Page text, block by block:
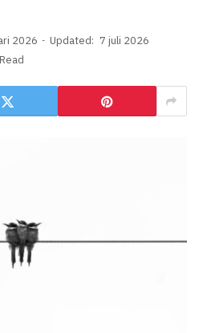
2026 Updated: 7 juli 2026